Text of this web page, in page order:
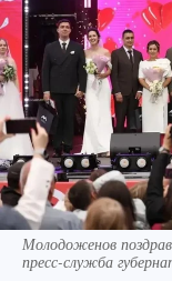
Молодоженов
пресс-служба